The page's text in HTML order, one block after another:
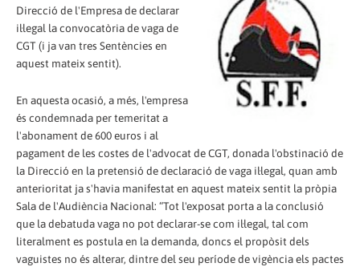
Direcció de l'Empresa de declarar
il·legal la convocatòria de vaga de
CGT (i ja van tres Sentències en
aquest mateix sentit).
En aquesta ocasió, a més, l'empresa
és condemnada per temeritat a
l'abonament de 600 euros i al
pagament de les costes de l'advocat de CGT, donada l'obstinació de
la Direcció en la pretensió de declaració de vaga il·legal, quan amb
anterioritat ja s'havia manifestat en aquest mateix sentit la pròpia
Sala de l'Audiència Nacional: “Tot l'exposat porta a la conclusió
que la debatuda vaga no pot declarar-se com il·legal, tal com
literalment es postula en la demanda, doncs el propòsit dels
vaguistes no és alterar, dintre del seu període de vigència els pactes